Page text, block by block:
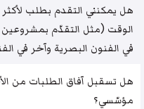
هل يمكنني التقدم بطلب
الوقت (مثل التقدّم
في الفنون البصرية وآخر في
هل تسقبل آفاق الطلبات من
مؤسّسي؟